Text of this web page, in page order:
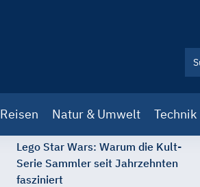
Reisen Natur & Umwelt Technik
Lego Star Wars: Warum die Kult-
Serie Sammler seit Jahrzehnten
fasziniert